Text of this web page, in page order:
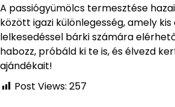
A passiógyümölcs termesztése
között igazi különlegesség, amely
lelkesedéssel bárki számára
habozz, próbáld ki te is, és élvezd
ajándékait!
Post Views: 257